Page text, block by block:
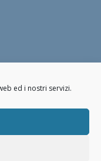
ed i nostri servizi.